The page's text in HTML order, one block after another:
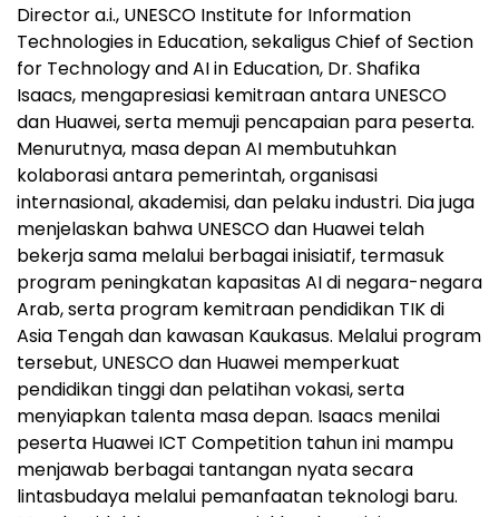
Director a.i., UNESCO Institute for Information
Technologies in Education, sekaligus Chief of Section
for Technology and AI in Education, Dr. Shafika
Isaacs, mengapresiasi kemitraan antara UNESCO
dan Huawei, serta memuji pencapaian para peserta.
Menurutnya, masa depan AI membutuhkan
kolaborasi antara pemerintah, organisasi
internasional, akademisi, dan pelaku industri. Dia juga
menjelaskan bahwa UNESCO dan Huawei telah
bekerja sama melalui berbagai inisiatif, termasuk
program peningkatan kapasitas AI di negara-negara
Arab, serta program kemitraan pendidikan TIK di
Asia Tengah dan kawasan Kaukasus. Melalui program
tersebut, UNESCO dan Huawei memperkuat
pendidikan tinggi dan pelatihan vokasi, serta
menyiapkan talenta masa depan. Isaacs menilai
peserta Huawei ICT Competition tahun ini mampu
menjawab berbagai tantangan nyata secara
lintasbudaya melalui pemanfaatan teknologi baru.